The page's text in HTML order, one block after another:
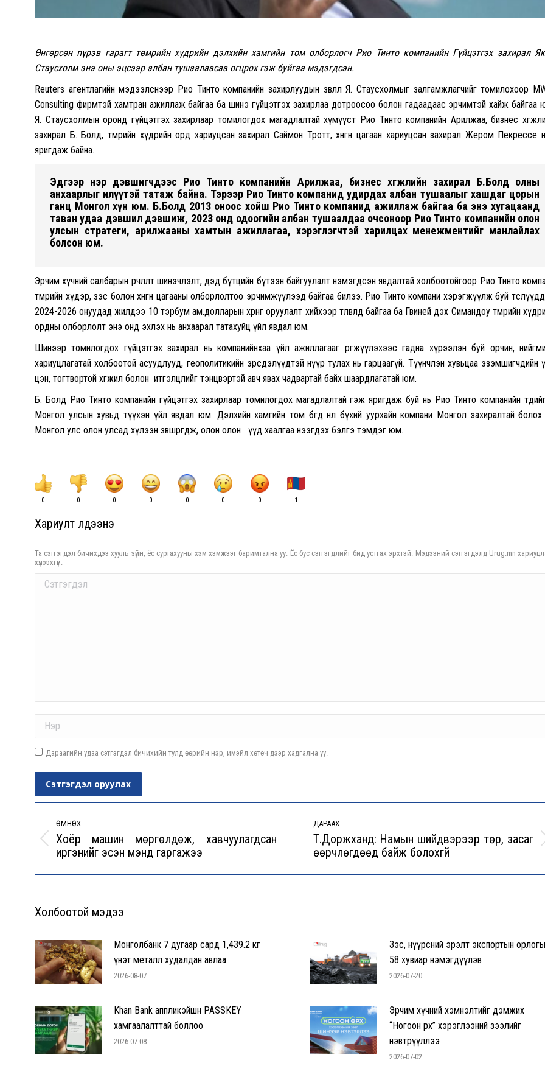
Өнгөрсөн пүрэв гарагт төмрийн хүдрийн дэлхийн хамгийн том олборлогч Рио Тинто компанийн Гүйцэтгэх захирал
Стаусхолм энэ оны эцсээр албан тушаалаасаа огцрох гэж буйгаа мэдэгдсэн.
Reuters агентлагийн мэдээлснээр Рио Тинто компанийн захирлуудын зөвлөл Я. Стаусхолмыг залгамжлагчийг томилохоор
Consulting фирмтэй хамтран ажиллаж байгаа ба шинэ гүйцэтгэх захирлаа дотроосоо болон гадаадаас эрчимтэй хайж байгаа
Я. Стаусхолмын оронд гүйцэтгэх захирлаар томилогдох магадлалтай хүмүүст Рио Тинто компанийн Арилжаа, бизнес
захирал Б. Болд, төмрийн хүдрийн орд хариуцсан захирал Саймон Тротт, хөнгөн цагаан хариуцсан захирал Жером Пекрессе
яригдаж байна.
Эдгээр нэр дэвшигчдээс Рио Тинто компанийн Арилжаа, бизнес хөгжлийн захирал Б.Болд олны
анхаарлыг илүүтэй татаж байна. Тэрээр Рио Тинто компанид удирдах албан тушаалыг хашдаг цорын
ганц Монгол хүн юм. Б.Болд 2013 оноос хойш Рио Тинто компанид ажиллаж байгаа ба энэ хугацаанд
таван удаа дэвшил дэвшиж, 2023 онд одоогийн албан тушаалдаа очсоноор Рио Тинто компанийн олон
улсын стратеги, арилжааны хамтын ажиллагаа, хэрэглэгчтэй харилцах менежментийг манлайлах
болсон юм.
Эрчим хүчний салбарын өөрчлөлт шинэчлэлт, дэд бүтцийн бүтээн байгуулалт нэмэгдсэн явдалтай холбоотойгоор Рио Тинто
төмрийн хүдэр, зэс болон хөнгөн цагааны олборлолтоо эрчимжүүлээд байгаа билээ. Рио Тинто компани хэрэгжүүлж буй
2024-2026 онуудад жилдээ 10 тэрбум ам.долларын хөрөнгө оруулалт хийхээр төлөвлөөд байгаа ба Гвиней дэх Симандоу төмрийн
ордны олборлолт энэ онд эхлэх нь анхаарал татахуйц үйл явдал юм.
Шинээр томилогдох гүйцэтгэх захирал нь компанийнхаа үйл ажиллагааг өргөжүүлэхээс гадна хүрээлэн буй орчин,
хариуцлагатай холбоотой асуудлууд, геополитикийн эрсдэлүүдтэй нүүр тулах нь гарцаагүй. Түүнчлэн хувьцаа эзэмшигчдийн
цэн, тогтвортой хөгжил болон итгэлцлийг тэнцвэртэй авч явах чадвартай байх шаардлагатай юм.
Б. Болд Рио Тинто компанийн гүйцэтгэх захирлаар томилогдох магадлалтай гэж яригдаж буй нь Рио Тинто компанийн
Монгол улсын хувьд түүхэн үйл явдал юм. Дэлхийн хамгийн том бөгөөд нөлөө бүхий уурхайн компани Монгол захиралтай болох
Монгол улс олон улсад хүлээн зөвшөөрөгдөж, олон олон үүд хаалгаа нээгдэх бэлгэ тэмдэг юм.
0 0 0 0 0 0 0 1
Хариулт үлдээнэ үү
Та сэтгэгдэл бичихдээ хууль зүйн, ёс суртахууны хэм хэмжээг баримтална уу. Ёс бус сэтгэгдлийг бид устгах эрхтэй. Мэдээний сэтгэгдэлд Urug.mn
хүлээхгүй.
Comment
Дараагийн удаа сэтгэгдэл бичихийн тулд өөрийн нэр, имэйл хөтөч дээр хадгална уу.
Сэтгэгдэл оруулах
navigation
ӨМНӨХ
Previous
post:
Хоёр машин мөргөлдөж, хавчуулагдсан
иргэнийг эсэн мэнд гаргажээ
ДАРААХ
Next
post:
Т.Доржханд: Намын шийдвэрээр төр, засаг
өөрчлөгдөөд байж болохгүй
Холбоотой мэдээ
Монголбанк 7 дугаар сард 1,439.2 кг
үнэт металл худалдан авлаа
2026-08-07
Зэс, нүүрсний эрэлт экспортын
58 хувиар нэмэгдүүлэв
2026-07-20
Khan Bank аппликэйшн PASSKEY
хамгаалалттай боллоо
2026-07-08
Эрчим хүчний хэмнэлтийг дэмжих
“Ногоон өрх” хэрэглээний зээлийг
нэвтрүүллээ
2026-07-02